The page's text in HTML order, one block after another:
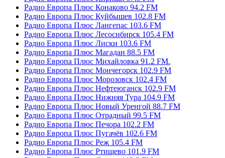
Радио Европа Плюс Конаково 94.2 FM
Радио Европа Плюс Куйбышев 102.8 FM
Радио Европа Плюс Лангепас 103.6 FM
Радио Европа Плюс Лесосибирск 105.4 FM
Радио Европа Плюс Лиски 103.6 FM
Радио Европа Плюс Магадан 88.5 FM
Радио Европа Плюс Михайловка 91.2 FM.
Радио Европа Плюс Мончегорск 102.9 FM
Радио Европа Плюс Морозовск 102.4 FM
Радио Европа Плюс Нефтеюганск 102.9 FM
Радио Европа Плюс Нижняя Тура 104.9 FM
Радио Европа Плюс Новый Уренгой 88.7 FM
Радио Европа Плюс Отрадный 99.5 FM
Радио Европа Плюс Печора 102.2 FM
Радио Европа Плюс Пугачёв 102.6 FM
Радио Европа Плюс Реж 105.4 FM
Радио Европа Плюс Ртищево 101.9 FM